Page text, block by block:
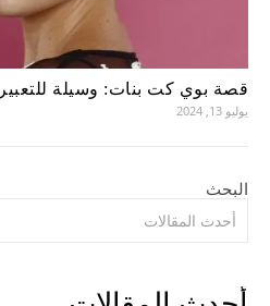
قصة بوي كت بنات: وسيلة
يوليو 13, 2024
البحث